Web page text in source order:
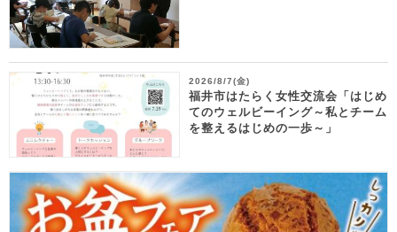
2026/8/7(金)
福井市はたらく女性交流会「はじめ
てのウェルビーイング～私とチーム
を整えるはじめの一歩～」